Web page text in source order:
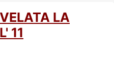
LA
11